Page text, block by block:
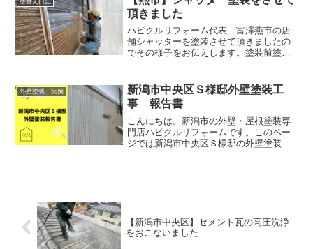
言われますが、「塀がきも...
頂きました
ハピクルリフォーム代表 富澤燕市の店
舗シャッターを塗装させて頂きましたの
でその様子をお伝えします。塗装前塗装
開くほど錆びていませんので交換ではな
く塗装で綺麗にさせて頂き...
外壁塗装 実例
新潟市中央区Ｓ様邸外壁塗装工
事 報告書
こんにちは。新潟市の外壁・屋根塗装専
門店ハピクルリフォームです。このペー
ジでは新潟市中央区Ｓ様邸の外壁塗装の
【新潟市中央区】セメント瓦の高圧洗浄
をおこないました